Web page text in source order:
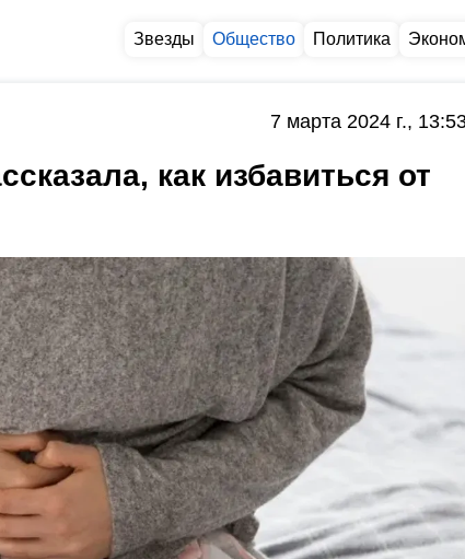
Звезды Общество Политика
7 марта 2024 г.,
как избавиться от